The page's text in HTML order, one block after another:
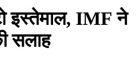
इस्तेमाल, IMF ने
सलाह